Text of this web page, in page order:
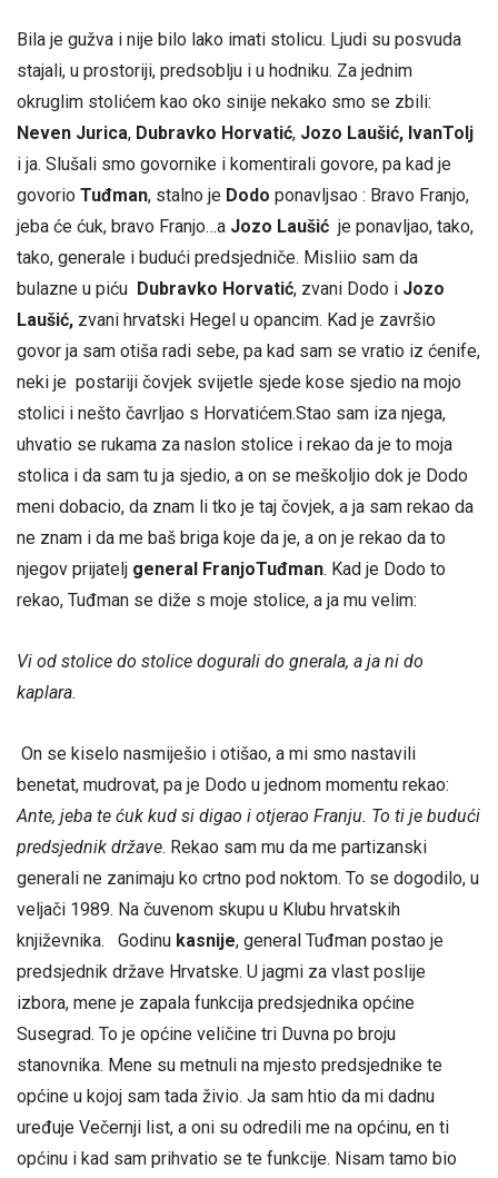
Bila je gužva i nije bilo lako imati stolicu. Ljudi su posvuda
stajali, u prostoriji, predsoblju i u hodniku. Za jednim
okruglim stolićem kao oko sinije nekako smo se zbili:
Neven Jurica, Dubravko Horvatić, Jozo Laušić, IvanTolj
i ja. Slušali smo govornike i komentirali govore, pa kad je
govorio Tuđman, stalno je Dodo ponavljsao : Bravo Franjo,
jeba će ćuk, bravo Franjo…a Jozo Laušić je ponavljao, tako,
tako, generale i budući predsjedniče. Misliio sam da
bulazne u piću Dubravko Horvatić, zvani Dodo i Jozo
Laušić, zvani hrvatski Hegel u opancim. Kad je završio
govor ja sam otiša radi sebe, pa kad sam se vratio iz ćenife,
neki je postariji čovjek svijetle sjede kose sjedio na mojo
stolici i nešto čavrljao s Horvatićem.Stao sam iza njega,
uhvatio se rukama za naslon stolice i rekao da je to moja
stolica i da sam tu ja sjedio, a on se meškoljio dok je Dodo
meni dobacio, da znam li tko je taj čovjek, a ja sam rekao da
ne znam i da me baš briga koje da je, a on je rekao da to
njegov prijatelj general FranjoTuđman. Kad je Dodo to
rekao, Tuđman se diže s moje stolice, a ja mu velim:
Vi od stolice do stolice dogurali do gnerala, a ja ni do
kaplara.
On se kiselo nasmiješio i otišao, a mi smo nastavili
benetat, mudrovat, pa je Dodo u jednom momentu rekao:
Ante, jeba te ćuk kud si digao i otjerao Franju. To ti je budući
predsjednik države. Rekao sam mu da me partizanski
generali ne zanimaju ko crtno pod noktom. To se dogodilo, u
veljači 1989. Na čuvenom skupu u Klubu hrvatskih
književnika. Godinu kasnije, general Tuđman postao je
predsjednik države Hrvatske. U jagmi za vlast poslije
izbora, mene je zapala funkcija predsjednika općine
Susegrad. To je općine veličine tri Duvna po broju
stanovnika. Mene su metnuli na mjesto predsjednike te
općine u kojoj sam tada živio. Ja sam htio da mi dadnu
uređuje Večernji list, a oni su odredili me na općinu, en ti
općinu i kad sam prihvatio se te funkcije. Nisam tamo bio